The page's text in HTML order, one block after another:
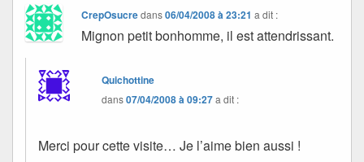
CrepOsucredans06/04/2008 à 23:21 a dit :
Mignon petit bonhomme, il est attendrissant.
Quichottine
dans07/04/2008 à 09:27a dit :
Merci pour cette visite… Je l’aime bien aussi !